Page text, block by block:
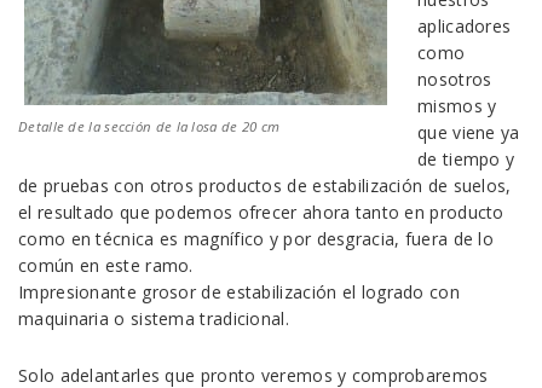
Detalle de la sección de la losa de 20 cm
aplicadores
como
nosotros
mismos y
que viene ya
de tiempo y
de pruebas con otros productos de estabilización de suelos,
el resultado que podemos ofrecer ahora tanto en producto
como en técnica es magnífico y por desgracia, fuera de lo
común en este ramo.
Impresionante grosor de estabilización el logrado con
maquinaria o sistema tradicional.
Solo adelantarles que pronto veremos y comprobaremos